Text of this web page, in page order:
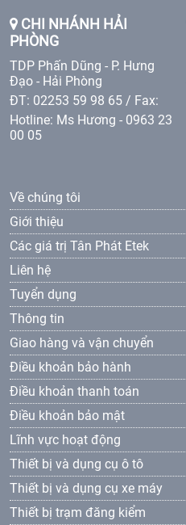
CHI NHÁNH HẢI
PHÒNG
TDP Phấn Dũng - P. Hưng
Đạo - Hải Phòng
ĐT: 02253 59 98 65 / Fax:
Hotline: Ms Hương - 0963 23
00 05
Về chúng tôi
Giới thiệu
Các giá trị Tân Phát Etek
Liên hệ
Tuyển dụng
Thông tin
Giao hàng và vận chuyển
Điều khoản bảo hành
Điều khoản thanh toán
Điều khoản bảo mật
Lĩnh vực hoạt động
Thiết bị và dụng cụ ô tô
Thiết bị và dụng cụ xe máy
Thiết bị trạm đăng kiểm